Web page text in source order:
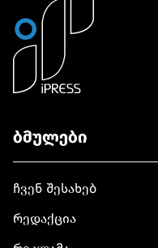
ბმულები
ჩვენ შესახებ
რედაქცია